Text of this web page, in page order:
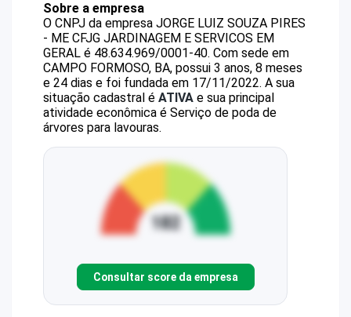
Sobre a empresa
O CNPJ da empresa JORGE LUIZ SOUZA PIRES
- ME CFJG JARDINAGEM E SERVICOS EM
GERAL é 48.634.969/0001-40. Com sede em
CAMPO FORMOSO, BA, possui 3 anos, 8 meses
e 24 dias e foi fundada em 17/11/2022. A sua
situação cadastral é ATIVA e sua principal
atividade econômica é Serviço de poda de
árvores para lavouras.
Consultar score da empresa